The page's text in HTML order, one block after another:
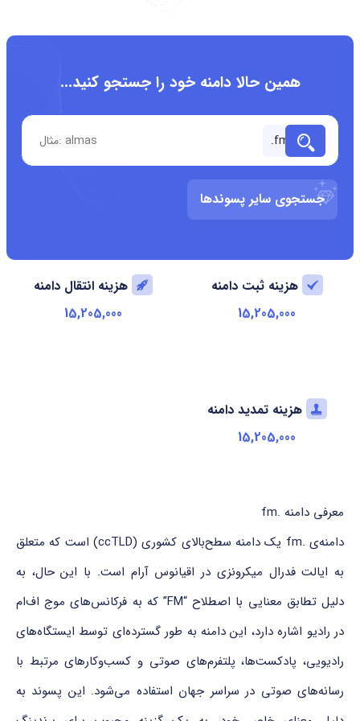
همین حالا دامنه خود را جستجو کنید...
جستجوی سایر پسوندها
هزینه ثبت دامنه
15,205,000
هزینه انتقال دامنه
15,205,000
هزینه تمدید دامنه
15,205,000
معرفی دامنه .fm
دامنه‌ی .fm یک دامنه سطح‌بالای کشوری (ccTLD) است که متعلق
به ایالت فدرال میکرونزی در اقیانوس آرام است. با این حال، به
دلیل تطابق معنایی با اصطلاح “FM” که به فرکانس‌های موج اف‌ام
در رادیو اشاره دارد، این دامنه به طور گسترده‌ای توسط ایستگاه‌های
رادیویی، پادکست‌ها، پلتفرم‌های صوتی و کسب‌وکارهای مرتبط با
رسانه‌های صوتی در سراسر جهان استفاده می‌شود. این پسوند به